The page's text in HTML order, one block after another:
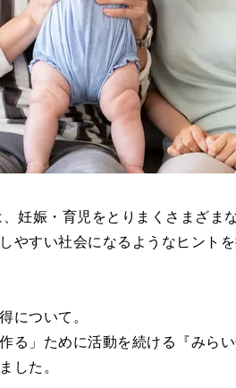
妊娠・育児をとりまくさまざま
やすい社会になるようなヒント
について。
る」ために活動を続ける『みら
した。